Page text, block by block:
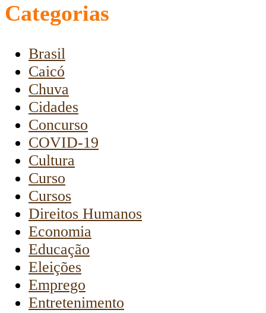
Categorias
Brasil
Caicó
Chuva
Cidades
Concurso
COVID-19
Cultura
Curso
Cursos
Direitos Humanos
Economia
Educação
Eleições
Emprego
Entretenimento